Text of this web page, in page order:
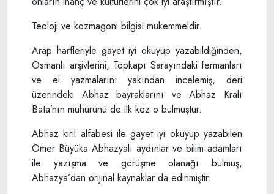
Teoloji ve kozmagoni bilgisi mükemmeldir.
Arap harfleriyle gayet iyi okuyup yazabildiğinden,
Osmanlı arşivlerini, Topkapı Sarayındaki fermanları
ve el yazmalarını yakından incelemiş, deri
üzerindeki Abhaz bayraklarını ve Abhaz Kralı
Bata’nın mühürünü de ilk kez o bulmuştur.
Abhaz kiril alfabesi ile gayet iyi okuyup yazabilen
Ömer Büyüka Abhazyalı aydınlar ve bilim adamları
ile yazışma ve görüşme olanağı bulmuş,
Abhazya’dan orijinal kaynaklar da edinmiştir.